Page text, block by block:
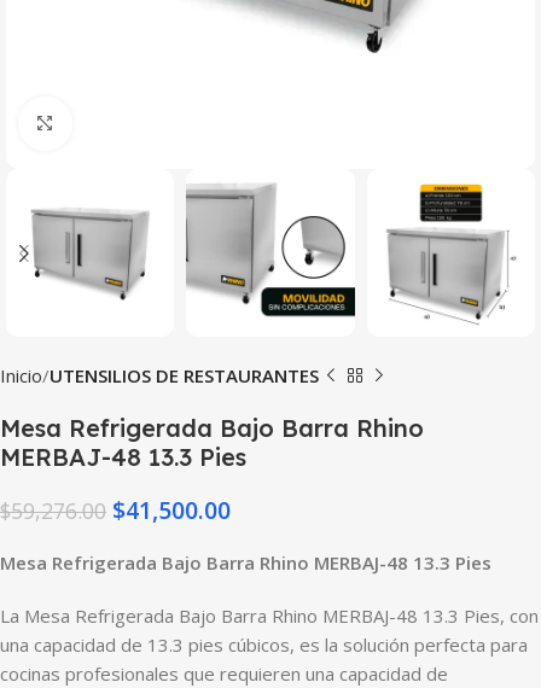
Inicio UTENSILIOS DE RESTAURANTES
Mesa Refrigerada Bajo Barra Rhino
MERBAJ-48 13.3 Pies
$59,276.00 $41,500.00
Mesa Refrigerada Bajo Barra Rhino MERBAJ-48 13.3 Pies
La Mesa Refrigerada Bajo Barra Rhino MERBAJ-48 13.3 Pies, con
una capacidad de 13.3 pies cúbicos, es la solución perfecta para
cocinas profesionales que requieren una capacidad de